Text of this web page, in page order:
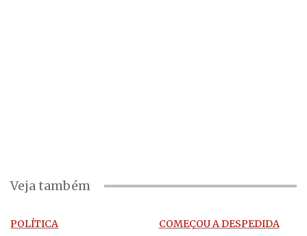
Veja também
POLÍTICA COMEÇOU A DESPEDIDA